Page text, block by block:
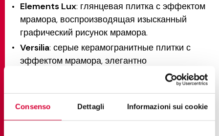
Consenso Dettagli Informazioni sui cookie
Elements Lux: глянцевая плитка с эффектом
мрамора, воспроизводящая изысканный
графический рисунок мрамора.
Versilia: серые керамогранитные плитки с
эффектом мрамора, элегантно
переосмысляющие мраморы Bardiglio, Breccia
и Blue San Nicola, доступны в отделках
Хотите увидеть, как наши коллекции